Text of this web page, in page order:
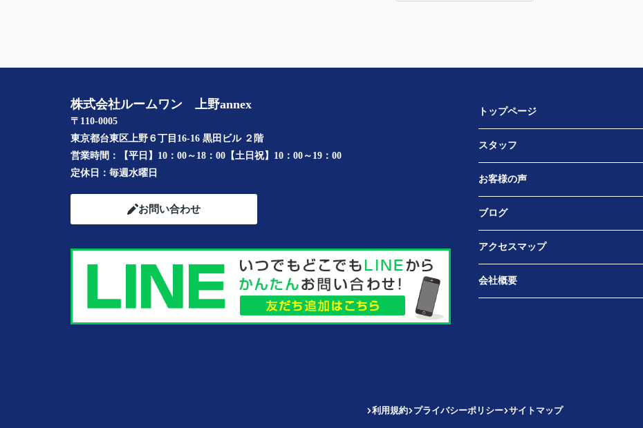
株式会社ルームワン 上野annex
〒110-0005
東京都台東区上野６丁目16-16 黒田ビル ２階
営業時間：
【平日】10：00～18：00【土日祝】10：00～19：00
定休日： 毎週水曜日
お問い合わせ
トップページ
スタッフ
お客様の声
ブログ
アクセスマップ
会社概要
利用規約 プライバシーポリシー サイトマップ